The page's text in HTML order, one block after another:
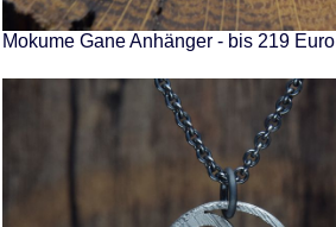
Mokume Gane Anhänger - bis 219 Euro